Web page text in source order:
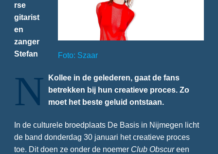
Foto: Szaar
N
rse
gitarist
en
zanger
Stefan
Kollee in de gelederen, gaat de fans
betrekken bij hun creatieve proces. Zo
moet het beste geluid ontstaan.
In de culturele broedplaats De Basis in Nijmegen licht
de band donderdag 30 januari het creatieve proces
toe. Dit doen ze onder de noemer Club Obscureen